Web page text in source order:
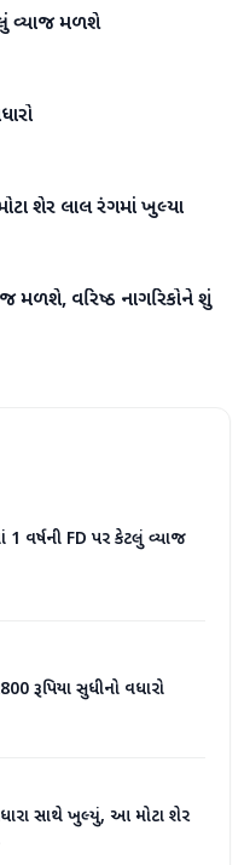
વ્યાજ મળશે
શેર લાલ રંગમાં ખુલ્યા
મળશે, વરિષ્ઠ નાગરિકોને શું
વર્ષની FD પર કેટલું વ્યાજ
રૂપિયા સુધીનો વધારો
સાથે ખુલ્યું, આ મોટા શેર